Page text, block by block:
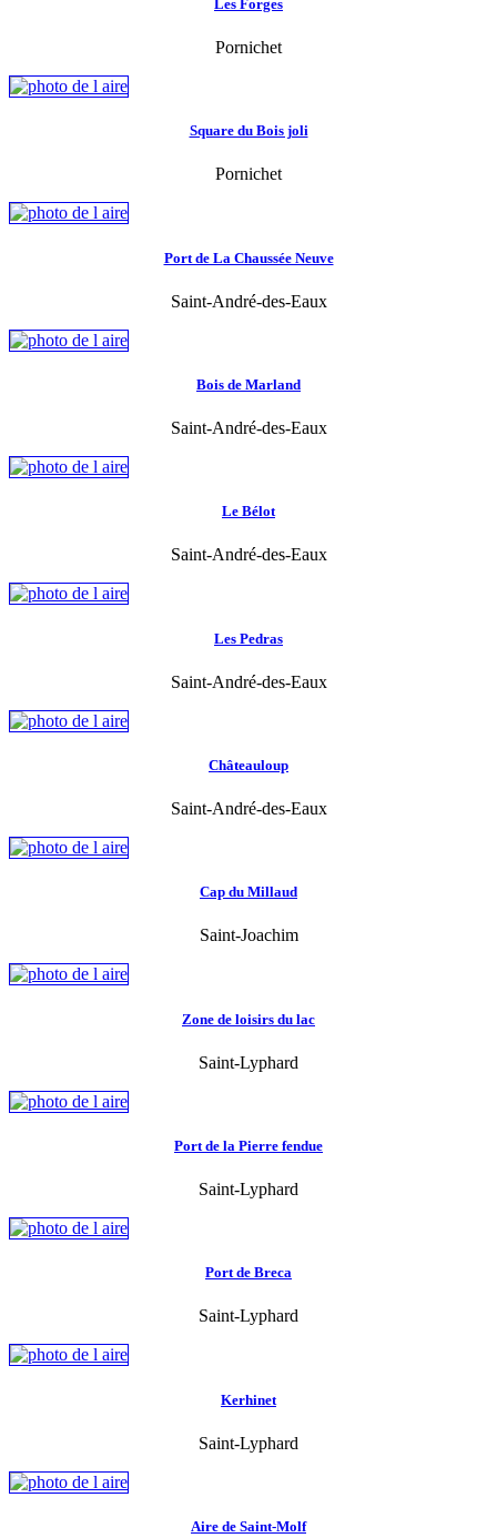
Les Forges
Pornichet
Square du Bois joli
Pornichet
Port de La Chaussée Neuve
Saint-André-des-Eaux
Bois de Marland
Saint-André-des-Eaux
Le Bélot
Saint-André-des-Eaux
Les Pedras
Saint-André-des-Eaux
Châteauloup
Saint-André-des-Eaux
Cap du Millaud
Saint-Joachim
Zone de loisirs du lac
Saint-Lyphard
Port de la Pierre fendue
Saint-Lyphard
Port de Breca
Saint-Lyphard
Kerhinet
Saint-Lyphard
Aire de Saint-Molf